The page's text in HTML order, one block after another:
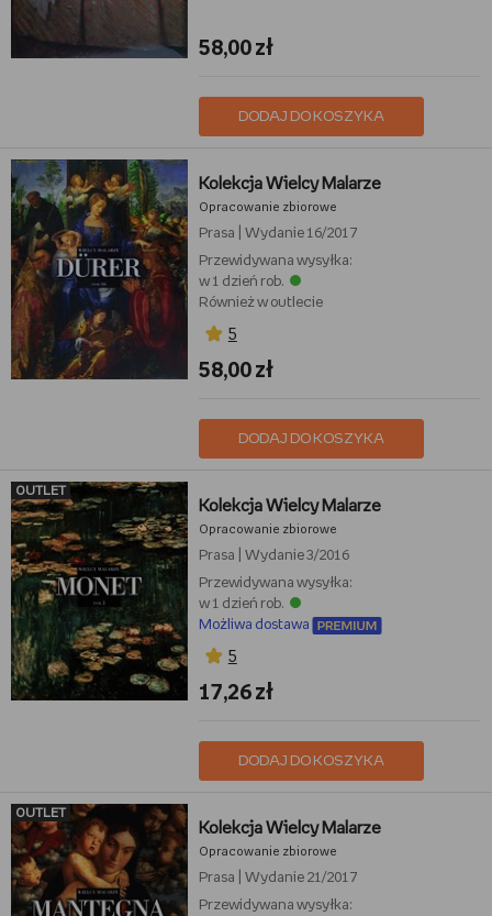
58,00 zł
DODAJ DO KOSZYKA
Kolekcja Wielcy Malarze
Opracowanie zbiorowe
Prasa
Wydanie 16/2017
Przewidywana wysyłka:
w 1 dzień rob.
Również w outlecie
5
58,00 zł
DODAJ DO KOSZYKA
OUTLET
Kolekcja Wielcy Malarze
Opracowanie zbiorowe
Prasa
Wydanie 3/2016
Przewidywana wysyłka:
w 1 dzień rob.
Możliwa dostawa
5
17,26 zł
DODAJ DO KOSZYKA
OUTLET
Kolekcja Wielcy Malarze
Opracowanie zbiorowe
Prasa
Wydanie 21/2017
Przewidywana wysyłka: